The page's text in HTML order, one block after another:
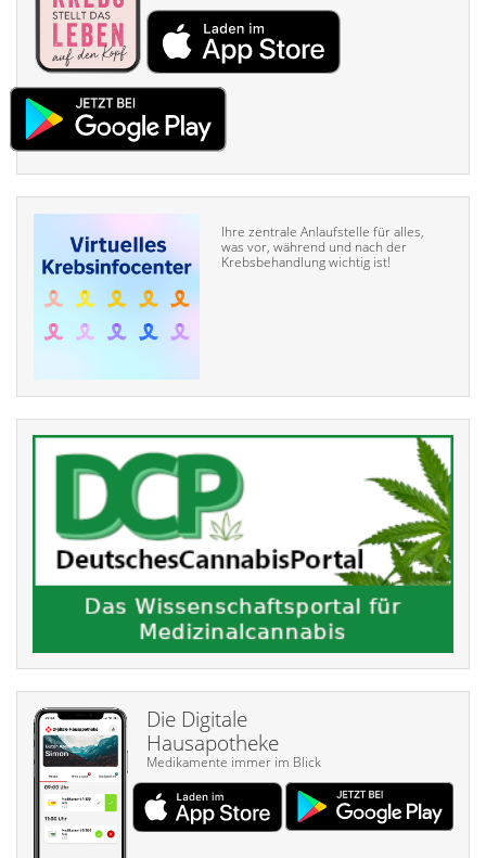
Ihre zentrale Anlaufstelle für alles,
was vor, während und nach der
Krebsbehandlung wichtig ist!
Die Digitale
Hausapotheke
Medikamente immer im Blick